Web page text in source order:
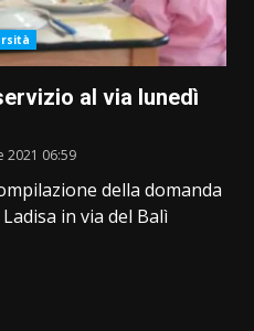
al via lunedì
2021 06:59
della domanda
in via del Balì